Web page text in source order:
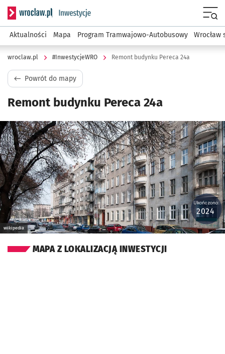
Serwis informacyjny wroclaw.pl podserwis:
Aktualności Mapa Program Tramwajowo-Autobusowy Wrocław
wroclaw.pl #InwestycjeWRO Remont budynku Pereca 24a
Powrót do mapy
Remont budynku Pereca 24a
Kliknij, aby powiększyć
wikipedia
Ukończono:
2024
MAPA Z LOKALIZACJĄ INWESTYCJI